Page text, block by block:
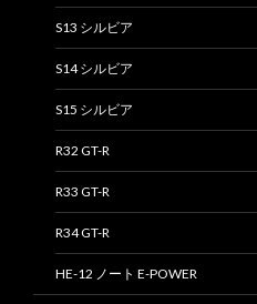
S13 シルビア
S14 シルビア
S15 シルビア
R32 GT-R
R33 GT-R
R34 GT-R
HE-12 ノート E-POWER